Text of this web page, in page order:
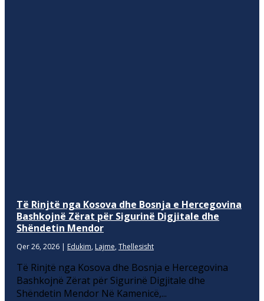
Të Rinjtë nga Kosova dhe Bosnja e Hercegovina
Bashkojnë Zërat për Sigurinë Digjitale dhe
Shëndetin Mendor
Qer 26, 2026 | Edukim, Lajme, Thellesisht
Të Rinjtë nga Kosova dhe Bosnja e Hercegovina
Bashkojnë Zërat për Sigurinë Digjitale dhe
Shëndetin Mendor Në Kamenicë,...